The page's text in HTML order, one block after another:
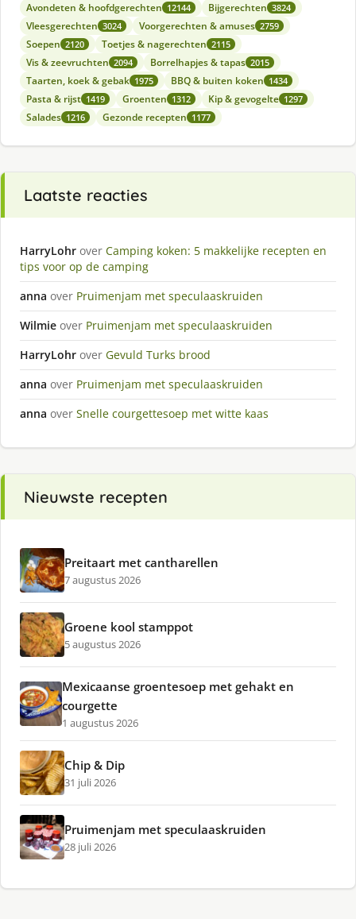
Avondeten & hoofdgerechten 12144 Bijgerechten 3824
Vleesgerechten 3024 Voorgerechten & amuses 2759
Soepen 2120 Toetjes & nagerechten 2115
Vis & zeevruchten 2094 Borrelhapjes & tapas 2015
Taarten, koek & gebak 1975 BBQ & buiten koken 1434
Pasta & rijst 1419 Groenten 1312 Kip & gevogelte 1297
Salades 1216 Gezonde recepten 1177
Laatste reacties
HarryLohr over Camping koken: 5 makkelijke recepten en
tips voor op de camping
anna over Pruimenjam met speculaaskruiden
Wilmie over Pruimenjam met speculaaskruiden
HarryLohr over Gevuld Turks brood
anna over Pruimenjam met speculaaskruiden
anna over Snelle courgettesoep met witte kaas
Nieuwste recepten
Preitaart met cantharellen
7 augustus 2026
Groene kool stamppot
5 augustus 2026
Mexicaanse groentesoep met gehakt en
courgette
1 augustus 2026
Chip & Dip
31 juli 2026
Pruimenjam met speculaaskruiden
28 juli 2026